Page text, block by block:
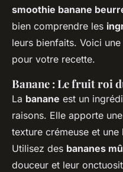
smoothie banane
bien comprendre les
leurs bienfaits. Voici
pour votre recette.
Banane : Le fruit roi
La banane est un
raisons. Elle apporte
texture crémeuse et
Utilisez des bananes
douceur et leur